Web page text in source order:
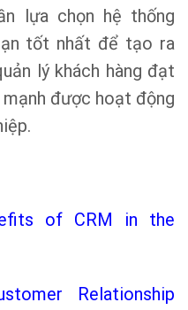
lựa chọn hệ thống
tốt nhất để tạo ra
lý khách hàng đạt
được hoạt động
of CRM in the
Relationship